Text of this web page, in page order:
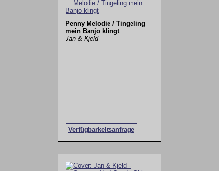
Penny Melodie / Tingeling
mein Banjo klingt
Jan & Kjeld
Verfügbarkeitsanfrage